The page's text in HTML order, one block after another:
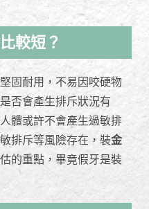
較短？
固耐用，不易因咬硬物
否會產生排斥狀況有
體或許不會產生過敏排
排斥等風險存在，裝金
的重點，畢竟假牙是裝